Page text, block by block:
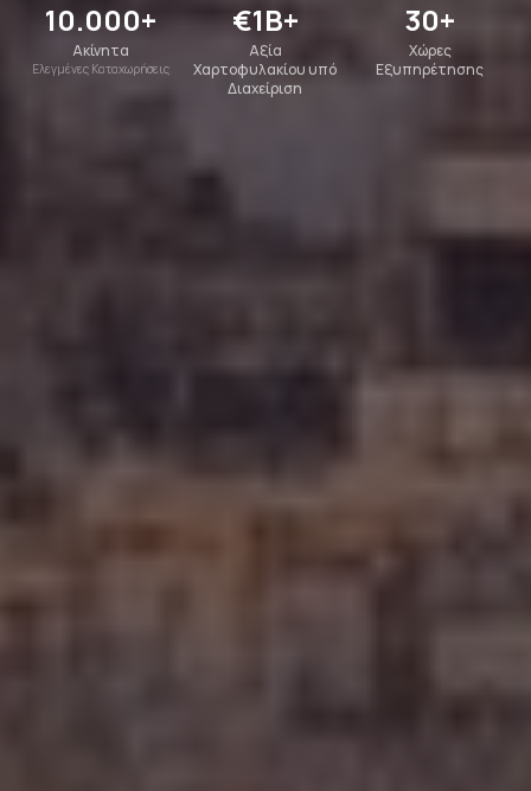
10.000+
Ακίνητα
Ελεγμένες Καταχωρήσεις
€1B+
Αξία
Χαρτοφυλακίου υπό
Διαχείριση
30+
Χώρες
Εξυπηρέτησης